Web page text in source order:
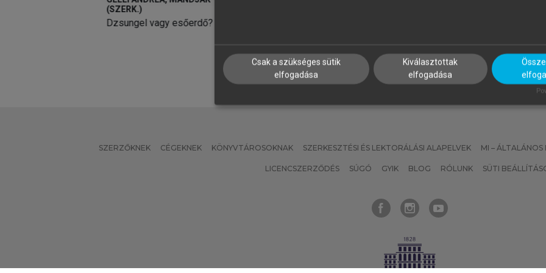
(SZERK.)
Emberi erőforrás gazdálkodás
SZERZŐKNEK CÉGEKNEK KÖNYVTÁROSOKNAK SZERKESZTÉSI ÉS LEKTORÁLÁSI ALAPELVEK MI – ÁLTALÁNOS
LICENCSZERZŐDÉS SÚGÓ GYIK BLOG RÓLUNK SÜTI
Csak a szükséges sütik
elfogadása
Kiválasztottak
elfogadása